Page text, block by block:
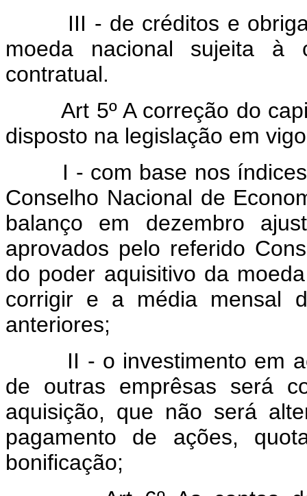
III - de créditos e
moeda nacional sujeita à
contratual.
Art 5º A correção do
disposto na legislação em
I - com base nos índices
Conselho Nacional de
balanço em dezembro
aprovados pelo referido
do poder aquisitivo da
corrigir e a média mensal
anteriores;
II - o investimento em
de outras emprêsas será
aquisição, que não será
pagamento de ações,
bonificação;